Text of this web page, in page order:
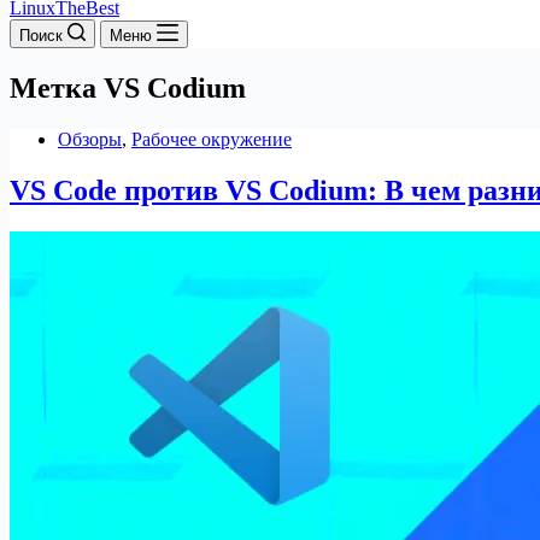
LinuxTheBest
Поиск Меню
Метка VS Codium
Обзоры, Рабочее окружение
VS Code против VS Codium: В чем